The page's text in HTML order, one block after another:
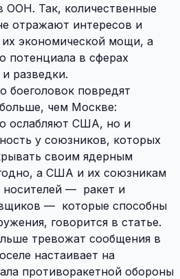
Так, количественные
отражают интересов и
их экономической мощи, а
потенциала в сферах
разведки.
боеголовок повредят
чем Москве:
ослабляют США, но и
у союзников, которых
своим ядерным
а США и их союзникам
носителей — ракет и
— которые способны
говорится в статье.
тревожат сообщения в
настаивает на
противоракетной обороны